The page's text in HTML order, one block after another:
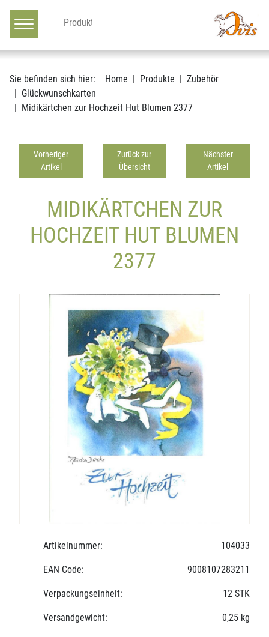
Hauptnavigation
Zum Inhalt
Sie befinden sich hier: Home Produkte
Zubehör
Glückwunschkarten
Midikärtchen zur Hochzeit Hut Blumen 2377
Vorheriger
Artikel
Zurück zur
Übersicht
Nächster
Artikel
MIDIKÄRTCHEN ZUR
HOCHZEIT HUT BLUMEN
2377
Artikelnummer: 104033
EAN Code: 9008107283211
Verpackungseinheit: 12 STK
Versandgewicht: 0,25 kg